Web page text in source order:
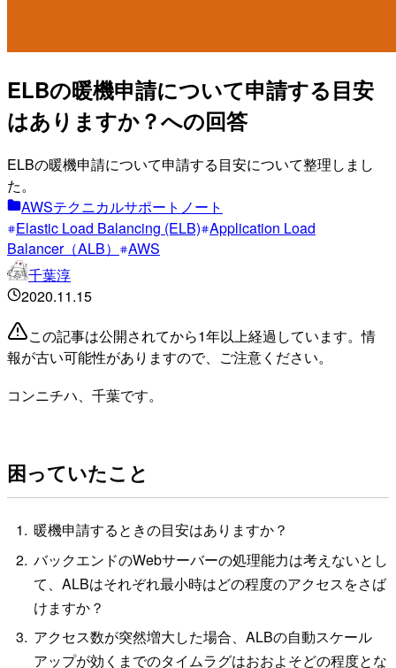
ELBの暖機申請について申請する目安
はありますか？への回答
ELBの暖機申請について申請する目安について整理しまし
た。
AWSテクニカルサポートノート
Elastic Load Balancing (ELB) Application Load
Balancer（ALB）
AWS
千葉淳
2020.11.15
この記事は公開されてから1年以上経過しています。情
報が古い可能性がありますので、ご注意ください。
コンニチハ、千葉です。
困っていたこと
暖機申請するときの目安はありますか？
バックエンドのWebサーバーの処理能力は考えないとし
て、ALBはそれぞれ最小時はどの程度のアクセスをさば
けますか？
アクセス数が突然増大した場合、ALBの自動スケール
アップが効くまでのタイムラグはおおよそどの程度とな